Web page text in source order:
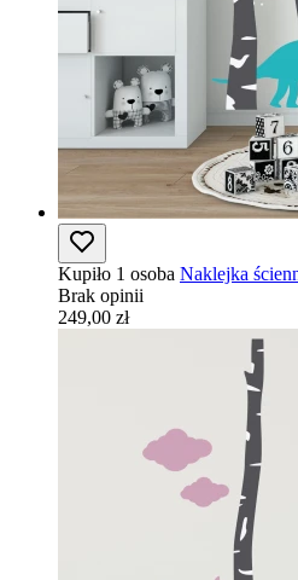
Kupiło 1 osoba Naklejka
Brak opinii
249,00 zł